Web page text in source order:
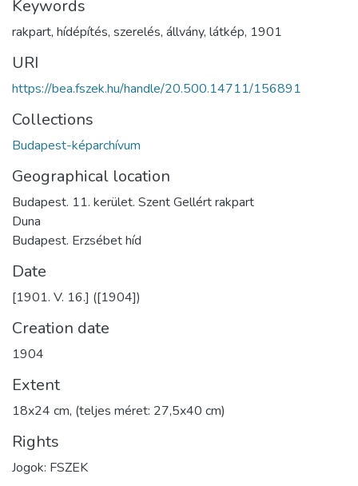
Keywords
rakpart, hídépítés, szerelés, állvány, látkép, 1901
URI
https://bea.fszek.hu/handle/20.500.14711/156891
Collections
Budapest-képarchívum
Geographical location
Budapest. 11. kerület. Szent Gellért rakpart
Duna
Budapest. Erzsébet híd
Date
[1901. V. 16.] ([1904])
Creation date
1904
Extent
18x24 cm, (teljes méret: 27,5x40 cm)
Rights
Jogok: FSZEK